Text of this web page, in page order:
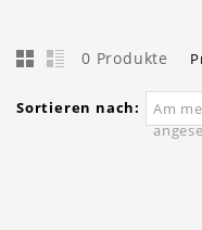
0 Produkte
Sortieren nach:
Am